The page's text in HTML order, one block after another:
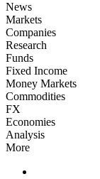
News
Markets
Companies
Research
Funds
Fixed Income
Money Markets
Commodities
FX
Economies
Analysis
More